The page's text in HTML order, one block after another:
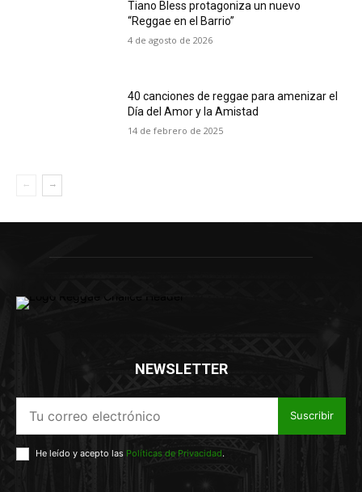
Tiano Bless protagoniza un nuevo
“Reggae en el Barrio”
4 de agosto de 2026
40 canciones de reggae para amenizar el
Día del Amor y la Amistad
14 de febrero de 2025
NEWSLETTER
Suscribir
He leído y acepto las Políticas de Privacidad.